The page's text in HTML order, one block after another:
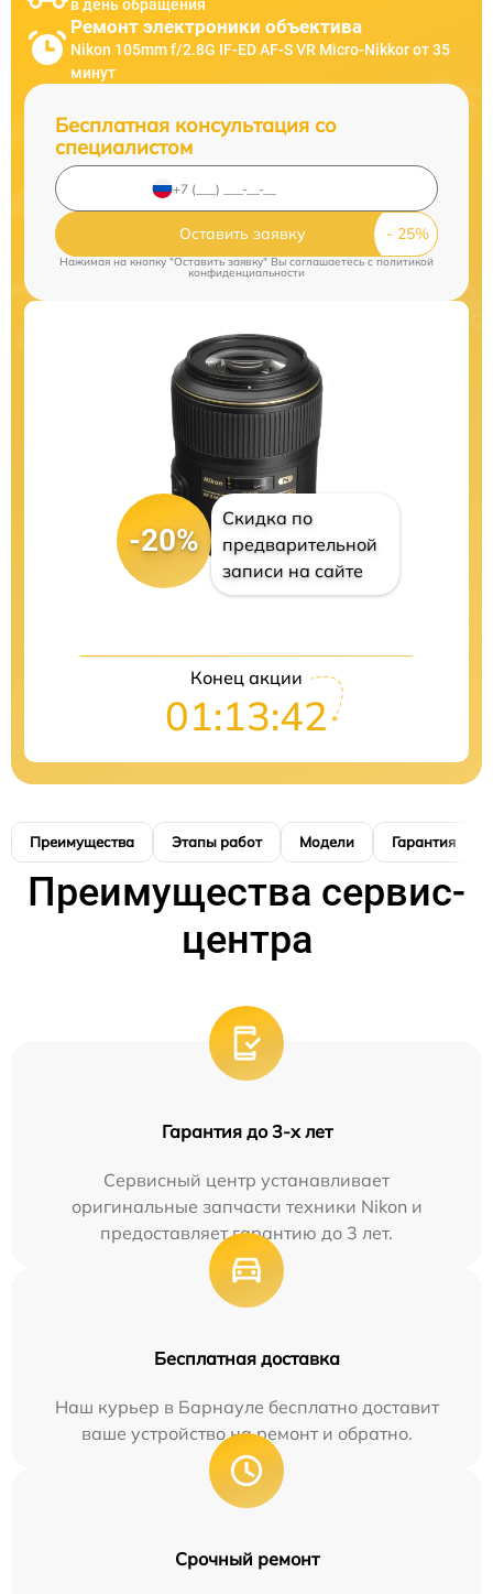
в день обращения
Ремонт электроники объектива
Nikon 105mm f/2.8G IF-ED AF-S VR Micro-Nikkor от 35
минут
Бесплатная консультация со
специалистом
Оставить заявку
Нажимая на кнопку "Оставить заявку" Вы соглашаетесь cполитикой
конфиденциальности
-20%
Скидка по
предварительной
записи на сайте
Конец акции
01:13:41
Преимущества Этапы работ Модели Гарантия
Преимущества сервис-
центра
Гарантия до 3-х лет
Сервисный центр устанавливает
оригинальные запчасти техники Nikon и
предоставляет гарантию до 3 лет.
Бесплатная доставка
Наш курьер в Барнауле бесплатно доставит
ваше устройство на ремонт и обратно.
Срочный ремонт